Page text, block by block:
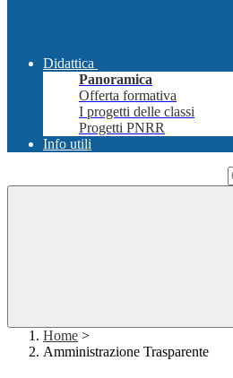
Didattica
Panoramica
Offerta formativa
I progetti delle classi
Progetti PNRR
Info utili
Home >
Amministrazione Trasparente